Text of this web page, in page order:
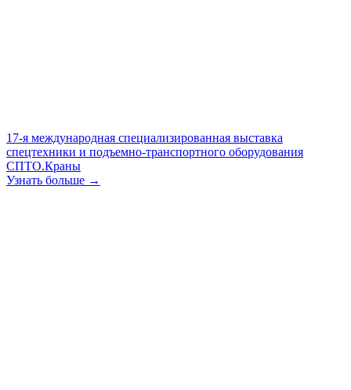
17-я международная специализированная выставка
спецтехники и подъемно-транспортного оборудования
СПТО.Краны
Узнать больше →